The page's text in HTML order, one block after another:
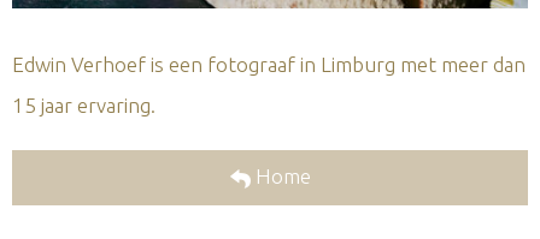
Edwin Verhoef is een fotograaf in Limburg met meer dan
15 jaar ervaring.
Home